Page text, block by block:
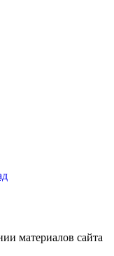
материалов сайта